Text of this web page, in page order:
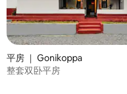
平房 ｜ Gonikoppa
整套双卧平房